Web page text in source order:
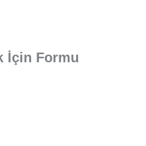
İçin Formu